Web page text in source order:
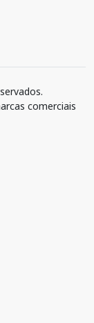
comerciais